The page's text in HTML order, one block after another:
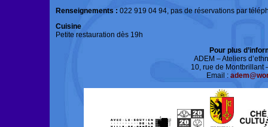
Renseignements : 022 919 04 94, pas de réservations par
Cuisine
Petite restauration dès 19h
Pour plus
ADEM – Ateliers
10, rue de Montbrillant
Email :